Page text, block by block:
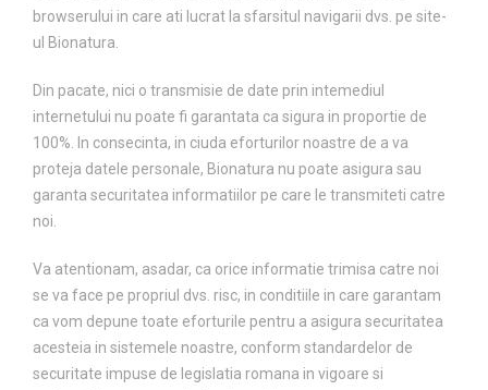
browserului in care ati lucrat la sfarsitul navigarii dvs. pe site-
ul Bionatura.
Din pacate, nici o transmisie de date prin intemediul
internetului nu poate fi garantata ca sigura in proportie de
100%. In consecinta, in ciuda eforturilor noastre de a va
proteja datele personale, Bionatura nu poate asigura sau
garanta securitatea informatiilor pe care le transmiteti catre
noi.
Va atentionam, asadar, ca orice informatie trimisa catre noi
se va face pe propriul dvs. risc, in conditiile in care garantam
ca vom depune toate eforturile pentru a asigura securitatea
acesteia in sistemele noastre, conform standardelor de
securitate impuse de legislatia romana in vigoare si